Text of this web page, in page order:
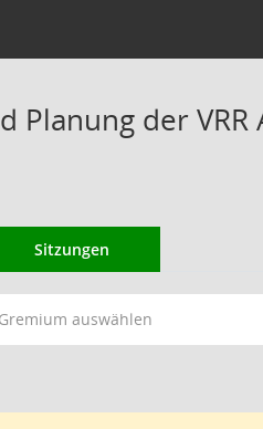
der VRR
Sitzungen
Gremium auswählen